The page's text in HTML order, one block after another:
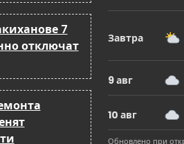
7
отключат
Завтра
9 авг
10 авг
Обновлено при